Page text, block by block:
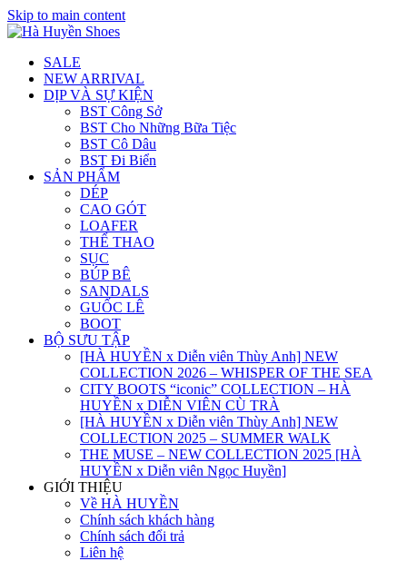
Skip to main content
SALE
NEW ARRIVAL
DỊP VÀ SỰ KIỆN
BST Công Sở
BST Cho Những Bữa Tiệc
BST Cô Dâu
BST Đi Biển
SẢN PHẨM
DÉP
CAO GÓT
LOAFER
THỂ THAO
SỤC
BÚP BÊ
SANDALS
GUỐC LÊ
BOOT
BỘ SƯU TẬP
[HÀ HUYỀN x Diễn viên Thùy Anh] NEW
COLLECTION 2026 – WHISPER OF THE SEA
CITY BOOTS “iconic” COLLECTION – HÀ
HUYỀN x DIỄN VIÊN CÙ TRÀ
[HÀ HUYỀN x Diễn viên Thùy Anh] NEW
COLLECTION 2025 – SUMMER WALK
THE MUSE – NEW COLLECTION 2025 [HÀ
HUYỀN x Diễn viên Ngọc Huyền]
GIỚI THIỆU
Về HÀ HUYỀN
Chính sách khách hàng
Chính sách đổi trả
Liên hệ